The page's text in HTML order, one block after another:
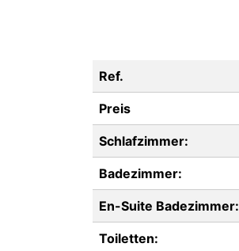
Ref.
Preis
Schlafzimmer:
Badezimmer:
En-Suite Badezimmer:
Toiletten: